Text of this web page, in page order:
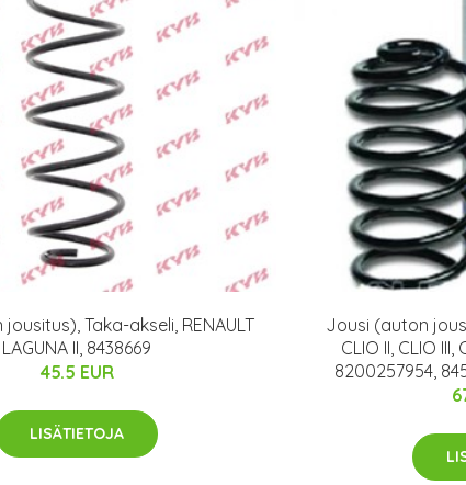
Taka-akseli, RENAULT
LAGUNA II, 8438669
45.5 EUR
LISÄTIETOJA
Jousi (auton
CLIO II, CLIO
8200257954,